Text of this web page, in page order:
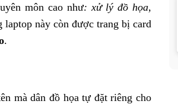
môn cao như: xử lý đồ họa,
laptop này còn được trang bị card
.
mà dân đồ họa tự đặt riêng cho